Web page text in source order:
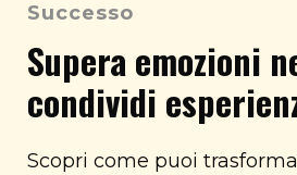
Successo
Supera emozioni
condividi
Scopri come puoi